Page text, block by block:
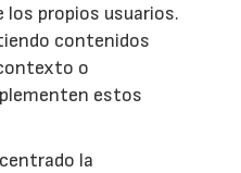
propios usuarios.
contenidos
o
estos
la